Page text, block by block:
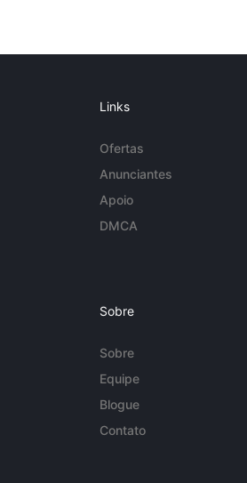
Links
Ofertas
Anunciantes
Apoio
DMCA
Sobre
Sobre
Equipe
Blogue
Contato